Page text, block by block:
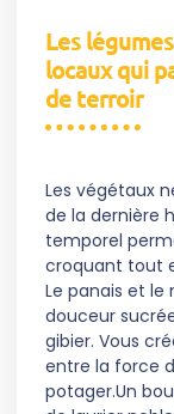
Les
locaux qui
de terroir
Les végétaux
de la dernière
temporel
croquant tout
Le panais et le
douceur
gibier. Vous
entre la force
potager.Un